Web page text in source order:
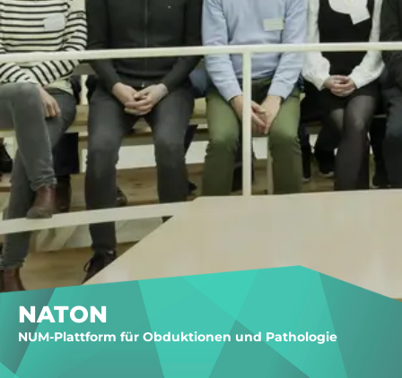
NATON
NUM-Plattform für Obduktionen und Pathologie